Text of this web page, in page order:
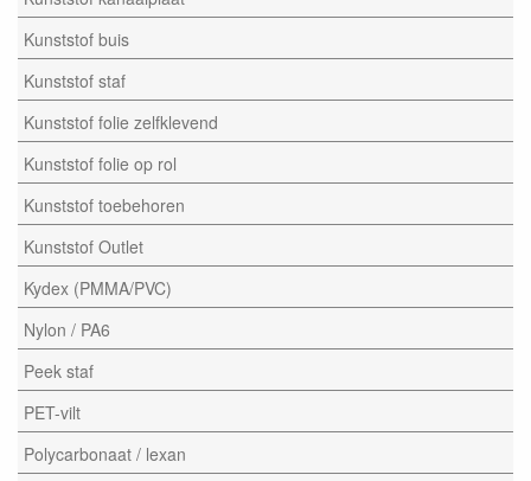
Kunststof buis
Kunststof staf
Kunststof folie zelfklevend
Kunststof folie op rol
Kunststof toebehoren
Kunststof Outlet
Kydex (PMMA/PVC)
Nylon / PA6
Peek staf
PET-vilt
Polycarbonaat / lexan